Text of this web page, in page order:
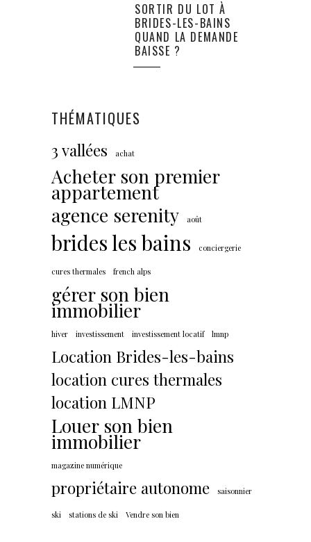
SORTIR DU LOT À
BRIDES-LES-BAINS
QUAND LA DEMANDE
BAISSE ?
THÉMATIQUES
3 vallées
achat
Acheter son premier
appartement
agence serenity
août
brides les bains conciergerie
cures thermales french alps
gérer son bien
immobilier
hiver investissement investissement locatif lmnp
Location Brides-les-bains
location cures thermales
location LMNP
Louer son bien
immobilier
magazine numérique
propriétaire autonome saisonnier
ski stations de ski Vendre son bien